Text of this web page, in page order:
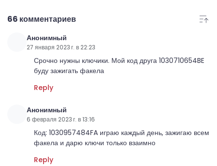
66 комментариев
Анонимный
27 января 2023 г. в 22:23
Срочно нужны ключики. Мой код друга 1030710654BE
буду зажигать факела
Reply
Анонимный
6 февраля 2023 г. в 13:16
Код: 1030957484FA играю каждый день, зажигаю всем
факела и дарю ключи только взаимно
Reply